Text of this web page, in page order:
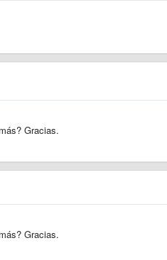
Gracias.
Gracias.